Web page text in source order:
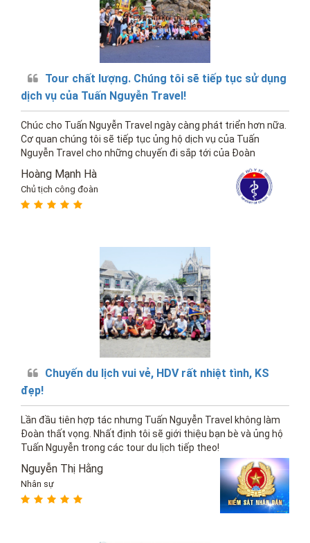
Tour chất lượng. Chúng tôi sẽ tiếp tục sử dụng
dịch vụ của Tuấn Nguyễn Travel!
Chúc cho Tuấn Nguyễn Travel ngày càng phát triển hơn nữa.
Cơ quan chúng tôi sẽ tiếp tục ủng hộ dịch vụ của Tuấn
Nguyễn Travel cho những chuyến đi sắp tới của Đoàn
Hoàng Mạnh Hà
Chủ tịch công đoàn
Chuyến du lịch vui vẻ, HDV rất nhiệt tình, KS
đẹp!
Lần đầu tiên hợp tác nhưng Tuấn Nguyễn Travel không làm
Đoàn thất vọng. Nhất định tôi sẽ giới thiệu bạn bè và ủng hộ
Tuấn Nguyễn trong các tour du lịch tiếp theo!
Nguyễn Thị Hằng
Nhân sự